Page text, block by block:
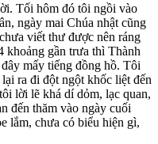
Tối hôm đó tôi ngồi vào
ngày mai Chúa nhật cũng
viết thư được nên ráng
khoảng gần trưa thì Thành
mấy tiếng đồng hồ. Tôi
ra đi đột ngột khốc liệt đến
lời lẽ khá dí dỏm, lạc quan,
đến thăm vào ngày cuối
lắm, chưa có biểu hiện gì,